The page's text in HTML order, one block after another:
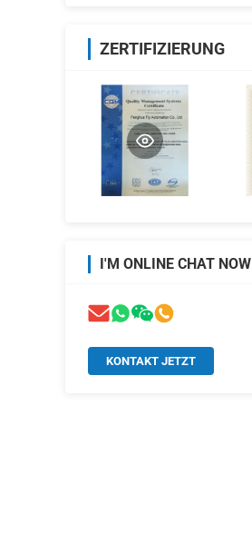
ZERTIFIZIERUNG
I'M ONLINE CHAT NOW
KONTAKT JETZT